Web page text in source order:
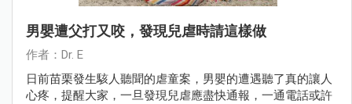
男嬰遭父打又咬，發現兒虐時請這樣做
作者：Dr. E
日前苗栗發生駭人聽聞的虐童案，男嬰的遭遇聽了真的讓人
心疼，提醒大家，一旦發現兒虐應盡快通報，一通電話或許